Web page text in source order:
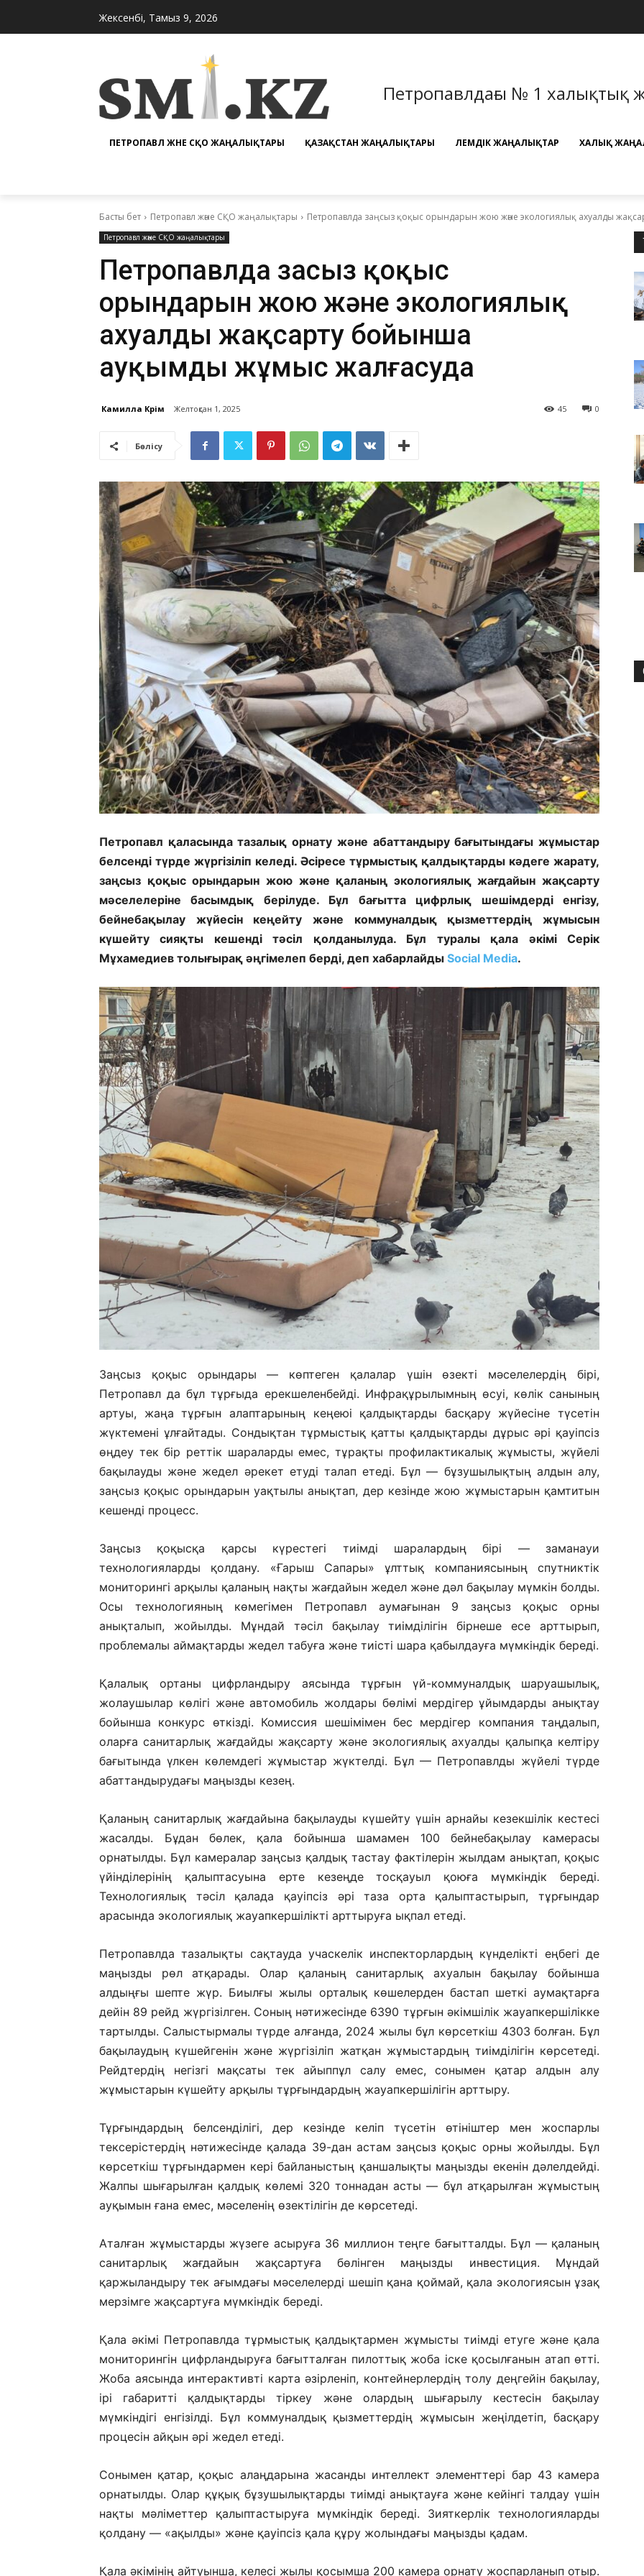
Жексенбі, Тамыз 9, 2026
Петропавлдағы № 1 халықтық
ПЕТРОПАВЛ ЖӘНЕ СҚО ЖАҢАЛЫҚТАРЫ ҚАЗАҚСТАН ЖАҢАЛЫҚТАРЫ ӘЛЕМДІК ЖАҢАЛЫҚТАР ХАЛЫҚ
Басты бет Петропавл және СҚО жаңалықтары Петропавлда заңсыз қоқыс орындарын жою және экологиялық ахуалды
Петропавл және СҚО жаңалықтары
Петропавлда заңсыз қоқыс
орындарын жою және экологиялық
ахуалды жақсарту бойынша
ауқымды жұмыс жалғасуда
Камилла Кәрім Желтоқсан 1, 2025 0
45
Бөлісу
Петропавл қаласында тазалық орнату және абаттандыру бағытындағы жұмыстар
белсенді түрде жүргізіліп келеді. Әсіресе тұрмыстық қалдықтарды кәдеге жарату,
заңсыз қоқыс орындарын жою және қаланың экологиялық жағдайын жақсарту
мәселелеріне басымдық берілуде. Бұл бағытта цифрлық шешімдерді енгізу,
бейнебақылау жүйесін кеңейту және коммуналдық қызметтердің жұмысын
күшейту сияқты кешенді тәсіл қолданылуда. Бұл туралы қала әкімі Серік
Мұхамедиев толығырақ әңгімелеп берді, деп хабарлайды Social Media.
Заңсыз қоқыс орындары — көптеген қалалар үшін өзекті мәселелердің бірі,
Петропавл да бұл тұрғыда ерекшеленбейді. Инфрақұрылымның өсуі, көлік санының
артуы, жаңа тұрғын алаптарының кеңеюі қалдықтарды басқару жүйесіне түсетін
жүктемені ұлғайтады. Сондықтан тұрмыстық қатты қалдықтарды дұрыс әрі қауіпсіз
өңдеу тек бір реттік шараларды емес, тұрақты профилактикалық жұмысты, жүйелі
бақылауды және жедел әрекет етуді талап етеді. Бұл — бұзушылықтың алдын алу,
заңсыз қоқыс орындарын уақтылы анықтап, дер кезінде жою жұмыстарын қамтитын
кешенді процесс.
Заңсыз қоқысқа қарсы күрестегі тиімді шаралардың бірі — заманауи
технологияларды қолдану. «Ғарыш Сапары» ұлттық компаниясының спутниктік
мониторингі арқылы қаланың нақты жағдайын жедел және дәл бақылау мүмкін болды.
Осы технологияның көмегімен Петропавл аумағынан 9 заңсыз қоқыс орны
анықталып, жойылды. Мұндай тәсіл бақылау тиімділігін бірнеше есе арттырып,
проблемалы аймақтарды жедел табуға және тиісті шара қабылдауға мүмкіндік береді.
Қалалық ортаны цифрландыру аясында тұрғын үй-коммуналдық шаруашылық,
жолаушылар көлігі және автомобиль жолдары бөлімі мердігер ұйымдарды анықтау
бойынша конкурс өткізді. Комиссия шешімімен бес мердігер компания таңдалып,
оларға санитарлық жағдайды жақсарту және экологиялық ахуалды қалыпқа келтіру
бағытында үлкен көлемдегі жұмыстар жүктелді. Бұл — Петропавлды жүйелі түрде
абаттандырудағы маңызды кезең.
Қаланың санитарлық жағдайына бақылауды күшейту үшін арнайы кезекшілік кестесі
жасалды. Бұдан бөлек, қала бойынша шамамен 100 бейнебақылау камерасы
орнатылды. Бұл камералар заңсыз қалдық тастау фактілерін жылдам анықтап, қоқыс
үйінділерінің қалыптасуына ерте кезеңде тосқауыл қоюға мүмкіндік береді.
Технологиялық тәсіл қалада қауіпсіз әрі таза орта қалыптастырып, тұрғындар
арасында экологиялық жауапкершілікті арттыруға ықпал етеді.
Петропавлда тазалықты сақтауда учаскелік инспекторлардың күнделікті еңбегі де
маңызды рөл атқарады. Олар қаланың санитарлық ахуалын бақылау бойынша
алдыңғы шепте жүр. Биылғы жылы орталық көшелерден бастап шеткі аумақтарға
дейін 89 рейд жүргізілген. Соның нәтижесінде 6390 тұрғын әкімшілік жауапкершілікке
тартылды. Салыстырмалы түрде алғанда, 2024 жылы бұл көрсеткіш 4303 болған. Бұл
бақылаудың күшейгенін және жүргізіліп жатқан жұмыстардың тиімділігін көрсетеді.
Рейдтердің негізгі мақсаты тек айыппұл салу емес, сонымен қатар алдын алу
жұмыстарын күшейту арқылы тұрғындардың жауапкершілігін арттыру.
Тұрғындардың белсенділігі, дер кезінде келіп түсетін өтініштер мен жоспарлы
тексерістердің нәтижесінде қалада 39-дан астам заңсыз қоқыс орны жойылды. Бұл
көрсеткіш тұрғындармен кері байланыстың қаншалықты маңызды екенін дәлелдейді.
Жалпы шығарылған қалдық көлемі 320 тоннадан асты — бұл атқарылған жұмыстың
ауқымын ғана емес, мәселенің өзектілігін де көрсетеді.
Аталған жұмыстарды жүзеге асыруға 36 миллион теңге бағытталды. Бұл — қаланың
санитарлық жағдайын жақсартуға бөлінген маңызды инвестиция. Мұндай
қаржыландыру тек ағымдағы мәселелерді шешіп қана қоймай, қала экологиясын ұзақ
мерзімге жақсартуға мүмкіндік береді.
Қала әкімі Петропавлда тұрмыстық қалдықтармен жұмысты тиімді етуге және қала
мониторингін цифрландыруға бағытталған пилоттық жоба іске қосылғанын атап өтті.
Жоба аясында интерактивті карта әзірленіп, контейнерлердің толу деңгейін бақылау,
ірі габаритті қалдықтарды тіркеу және олардың шығарылу кестесін бақылау
мүмкіндігі енгізілді. Бұл коммуналдық қызметтердің жұмысын жеңілдетіп, басқару
процесін айқын әрі жедел етеді.
Сонымен қатар, қоқыс алаңдарына жасанды интеллект элементтері бар 43 камера
орнатылды. Олар құқық бұзушылықтарды тиімді анықтауға және кейінгі талдау үшін
нақты мәліметтер қалыптастыруға мүмкіндік береді. Зияткерлік технологияларды
қолдану — «ақылды» және қауіпсіз қала құру жолындағы маңызды қадам.
Қала әкімінің айтуынша, келесі жылы қосымша 200 камера орнату жоспарланып отыр.